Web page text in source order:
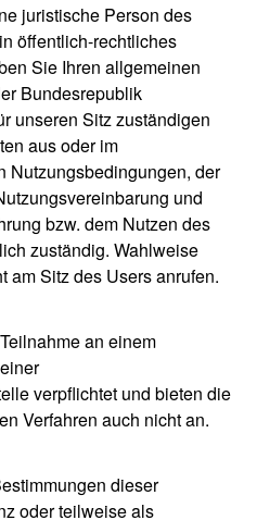
juristische Person des
öffentlich-rechtliches
Sie Ihren allgemeinen
Bundesrepublik
unseren Sitz zuständigen
aus oder im
Nutzungsbedingungen, der
und
bzw. dem Nutzen des
zuständig. Wahlweise
am Sitz des Users anrufen.
an einem
verpflichtet und bieten die
Verfahren auch nicht an.
dieser
oder teilweise als